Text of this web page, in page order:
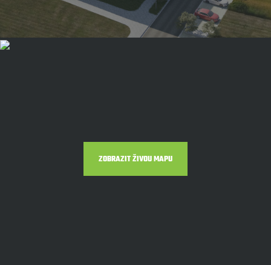
ZOBRAZIT ŽIVOU MAPU